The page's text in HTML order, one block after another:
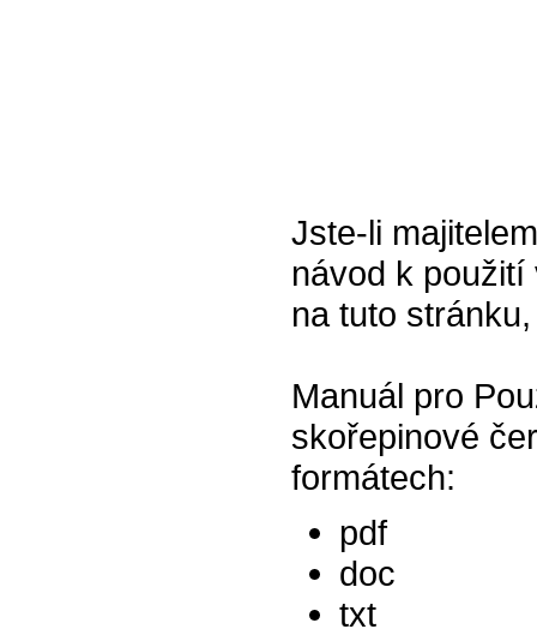
Jste-li
návod k
na tuto
Manuál pro
skořepinové
formátech:
pdf
doc
txt